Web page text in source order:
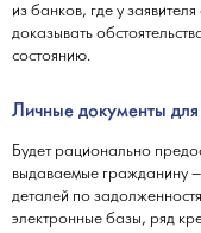
из банков, где у
доказывать
состоянию.
Личные документы для
Будет рационально
выдаваемые
деталей по
электронные базы, ряд